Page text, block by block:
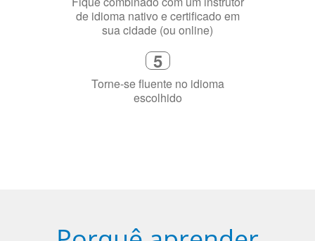
4
Fique combinado com um instrutor
de idioma nativo e certificado em
sua cidade (ou online)
5